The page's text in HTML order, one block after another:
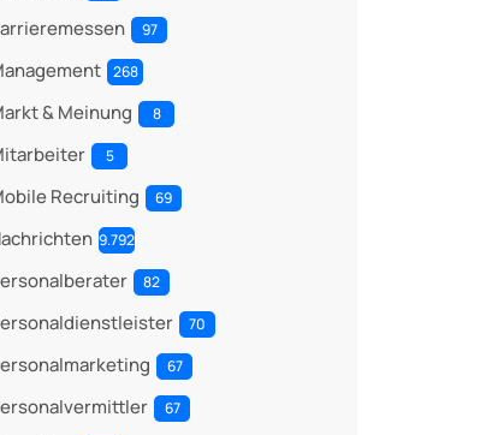
97
268
& Meinung 8
5
Recruiting 69
9.792
82
70
67
67